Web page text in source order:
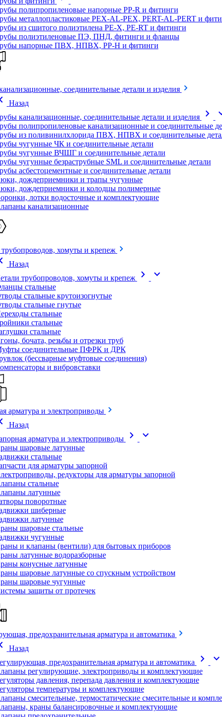
полипропиленовые напорные PP-R и фитинги
металлопластиковые PEX-AL-PEX, PERT-AL-PERT и
из сшитого полиэтилена PE-X, PE-RT и фитинги
полиэтиленовые ПЭ, ПНД, фитинги и фланцы
напорные ПВХ, НПВХ, PP-H и фитинги
соединительные детали и изделия
Назад
канализационные, соединительные детали и изделия
chevron_right
полипропиленовые канализационные и соединительные
из поливинилхлорида ПВХ, НПВХ и соединительные
чугунные ЧК и соединительные детали
чугунные ВЧШГ и соединительные детали
чугунные безраструбные SML и соединительные детали
асбестоцементные и соединительные детали
дождеприемники и трапы чугунные
дождеприемники и колодцы полимерные
лотки водосточные и комплектующие
канализационные
трубопроводов, хомуты и крепеж
Назад
трубопроводов, хомуты и крепеж
chevron_right expand_more
стальные
стальные крутоизогнутые
стальные гнутые
стальные
стальные
стальные
бочата, резьбы и отрезки труб
соединительные ПФРК и ДРК
(бессварные муфтовые соединения)
и вибровставки
арматура и электроприводы
Назад
арматура и электроприводы
chevron_right expand_more
шаровые латунные
стальные
для арматуры запорной
редукторы для арматуры запорной
стальные
латунные
поворотные
шиберные
латунные
шаровые стальные
чугунные
и клапаны (вентили) для бытовых приборов
латунные водоразборные
конусные латунные
шаровые латунные со спускным устройством
шаровые чугунные
защиты от протечек
предохранительная арматура и автоматика
Назад
предохранительная арматура и автоматика
chevron_right expand_more
регулирующие, электроприводы и комплектующие
давления, перепада давления и комплектующие
температуры и комплектующие
смесительные, термостатические смесительные и
краны балансировочные и комплектующие